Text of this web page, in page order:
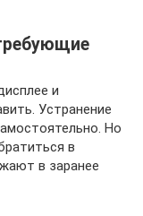
и
Устранение
Но
в
в заранее